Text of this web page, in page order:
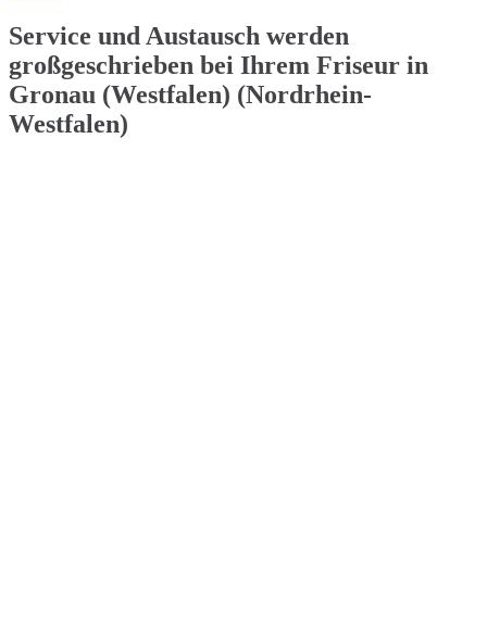
Service und Austausch werden
großgeschrieben bei Ihrem Friseur in
Gronau (Westfalen) (Nordrhein-
Westfalen)